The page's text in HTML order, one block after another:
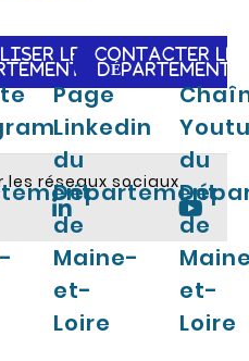
LE
CONTACTER LE
DÉPARTEMENT
les réseaux sociaux
Page
Linkedin
du
Département
de
Maine-
et-
Loire
du
de
et-
Loire